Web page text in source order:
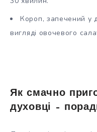
Короп, запечений у
вигляді овочевого
Як смачно
духовці –